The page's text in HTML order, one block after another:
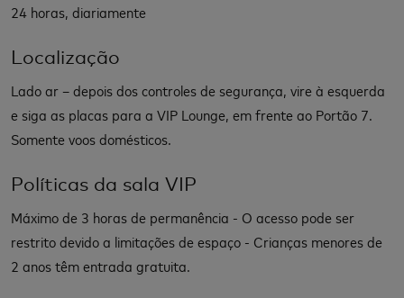
24 horas, diariamente
Localização
Lado ar – depois dos controles de segurança, vire à esquerda
e siga as placas para a VIP Lounge, em frente ao Portão 7.
Somente voos domésticos.
Políticas da sala VIP
Máximo de 3 horas de permanência - O acesso pode ser
restrito devido a limitações de espaço - Crianças menores de
2 anos têm entrada gratuita.